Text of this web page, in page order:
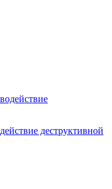
деструктивной